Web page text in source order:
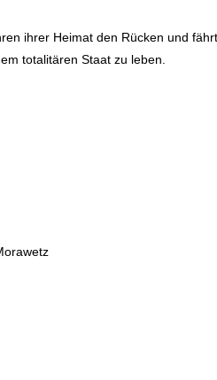
ihrer Heimat den Rücken und
totalitären Staat zu leben.